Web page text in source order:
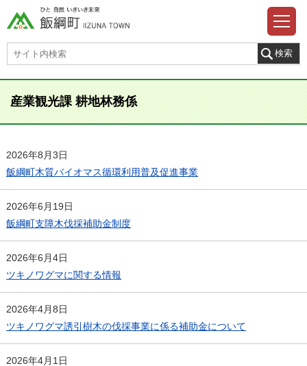
産業観光課 耕地林務係
2026年8月3日
飯綱町木質バイオマス循環利用普及促進事業
2026年6月19日
飯綱町支障木伐採補助金制度
2026年6月4日
ツキノワグマに関する情報
2026年4月8日
ツキノワグマ誘引樹木の伐採事業に係る補助金について
2026年4月1日